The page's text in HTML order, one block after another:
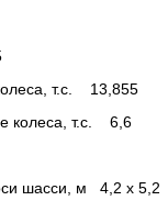
т.с. 13,855
колеса, т.с. 6,6
шасси, м 4,2 х 5,2